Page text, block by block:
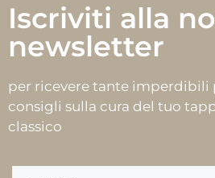
Iscriviti alla
newsletter
per ricevere tante imperdibili
consigli sulla cura del tuo
classico